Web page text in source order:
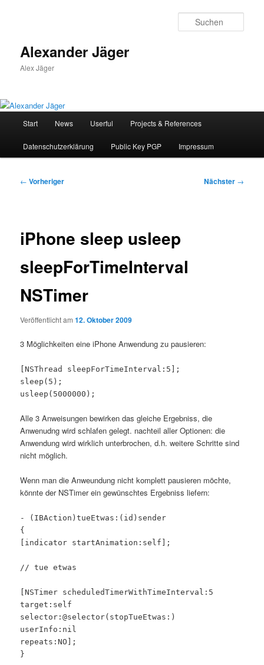
Alexander Jäger
Alex Jäger
Start News Userful Projects & References
Datenschutzerklärung Public Key PGP Impressum
Beitragsnavigation
← Vorheriger Nächster →
iPhone sleep usleep
sleepForTimeInterval
NSTimer
Veröffentlicht am12. Oktober 2009
3 Möglichkeiten eine iPhone Anwendung zu pausieren:
[NSThread sleepForTimeInterval:5];
sleep(5);
usleep(5000000);
Alle 3 Anweisungen bewirken das gleiche Ergebniss, die
Anwenudng wird schlafen gelegt. nachteil aller Optionen: die
Anwendung wird wirklich unterbrochen, d.h. weitere Schritte sind
nicht möglich.
Wenn man die Anweundung nicht komplett pausieren möchte,
könnte der NSTimer ein gewünschtes Ergebniss liefern:
- (IBAction)tueEtwas:(id)sender
{
[indicator startAnimation:self];
// tue etwas
[NSTimer scheduledTimerWithTimeInterval:5
target:self
selector:@selector(stopTueEtwas:)
userInfo:nil
repeats:NO];
}